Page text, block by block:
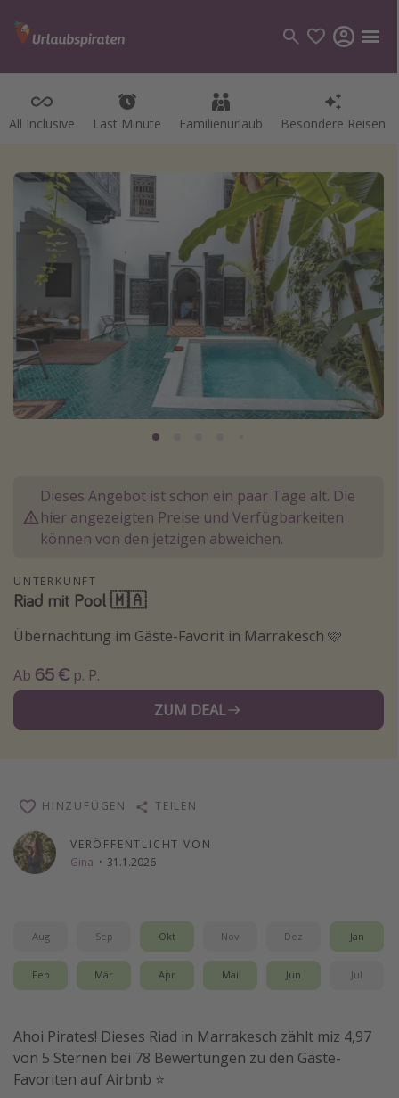
All Inclusive Last Minute Familienurlaub Besondere Reisen
Kategorien
Hotel
Pauschalreisen
Kreuzfahrten
Reiseziele
Alle Reiseziele
Bodensee Urlaub
Gozo Urlaub
Normandie Urlaub
Kefalonia Urlaub
Krabi Urlaub
Sri Lanka Rundreise
Reisethemen
Singlereisen
Strandurlaub
Hotels in Hamburg
Hotels in Amsterdam
Hotels am Achensee
Weitere Themen
Reise Journal
Dieses Angebot ist schon ein paar Tage alt. Die
hier angezeigten Preise und Verfügbarkeiten
können von den jetzigen abweichen.
UNTERKUNFT
Riad mit Pool 🇲🇦
Übernachtung im Gäste-Favorit in Marrakesch 🩷
Ab 65 € p. P.
ZUM DEAL
VERÖFFENTLICHT VON
Gina · 31.1.2026
HINZUFÜGEN TEILEN
Aug Sep Okt Nov Dez Jan
Feb Mär Apr Mai Jun Jul
Ahoi Pirates! Dieses Riad in Marrakesch zählt miz 4,97
von 5 Sternen bei 78 Bewertungen zu den Gäste-
Favoriten auf Airbnb ⭐️